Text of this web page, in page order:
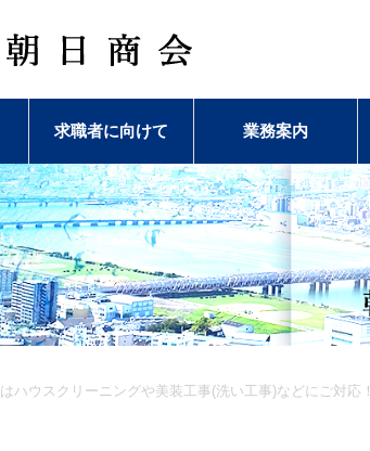
求職者に向けて 業務案内
ハウスクリーニングや美装工事(洗い工事)などにご対応！